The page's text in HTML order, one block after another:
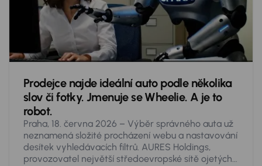
Prodejce najde ideální auto podle několika
slov či fotky. Jmenuje se Wheelie. A je to
robot.
Praha, 18. června 2026 – Výběr správného auta už
neznamená složité procházení webu a nastavování
desítek vyhledávacích filtrů. AURES Holdings,
provozovatel největší středoevropské sítě ojetých